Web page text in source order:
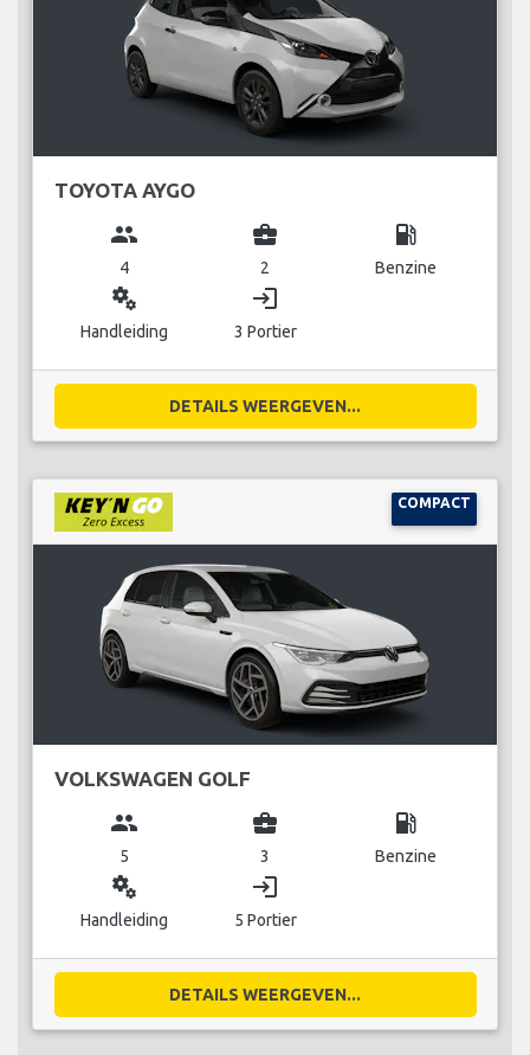
TOYOTA AYGO
group
4
business_center
2
local_gas_station
Benzine
miscellaneous_services
Handleiding
login
3 Portier
DETAILS WEERGEVEN...
COMPACT
VOLKSWAGEN GOLF
group
5
business_center
3
local_gas_station
Benzine
miscellaneous_services
Handleiding
login
5 Portier
DETAILS WEERGEVEN...